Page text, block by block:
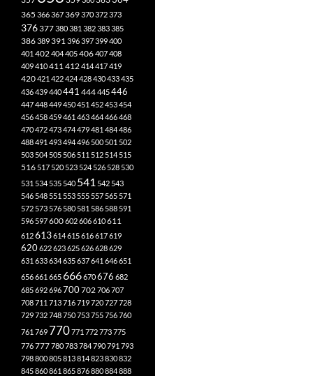
365 366367369370372373
376377380381 382383385
386389391396397399400
401 402404405406407408
409410411 412414417419
420421 422424428430433435
436439440441 444445446
447448449450451 452453454
456458459461 463464466468
470472473474479481 484486
488491 493494496 500 501 502
503 504 505 506 511 512 514 515
516 517 520 523 524 526 528 530
531 534 535 540 541 542 543
546 548 551 553 555 557 565 571
572 573 576 580 581 586 588 591
596 597600602606610611
612613614615616617619
620622623625626628629
631 633634635637641 646651
656661 665666670676 682
685692696700702706707
708711 713716719720727728
729732748750753755756760
761 769 770771 772773775
776777780783784790791 793
798800805813814823830832
845860861 865876880884888